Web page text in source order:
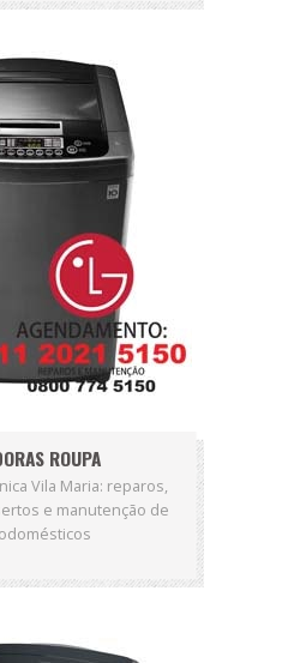
ROUPA
Vila Maria: reparos,
e manutenção de